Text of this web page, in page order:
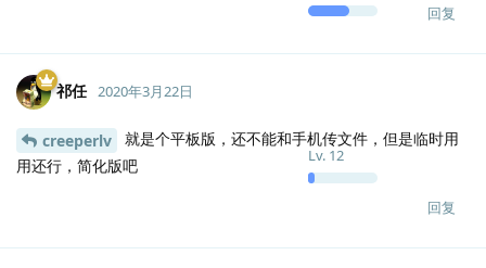
回复
祁任
Lv. 12
2020年3月22日
creeperlv
就是个平板版，还不能和手机传文件，但是临时用
用还行，简化版吧
回复